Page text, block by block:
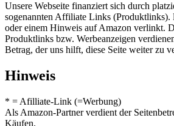
Unsere Webseite finanziert sich durch
sogenannten Affiliate Links (Produktlinks).
oder einem Hinweis auf Amazon verlinkt.
Produktlinks bzw. Werbeanzeigen
Betrag, der uns hilft, diese Seite weiter zu
Hinweis
* = Afilliate-Link (=Werbung)
Als Amazon-Partner verdient der
Käufen.